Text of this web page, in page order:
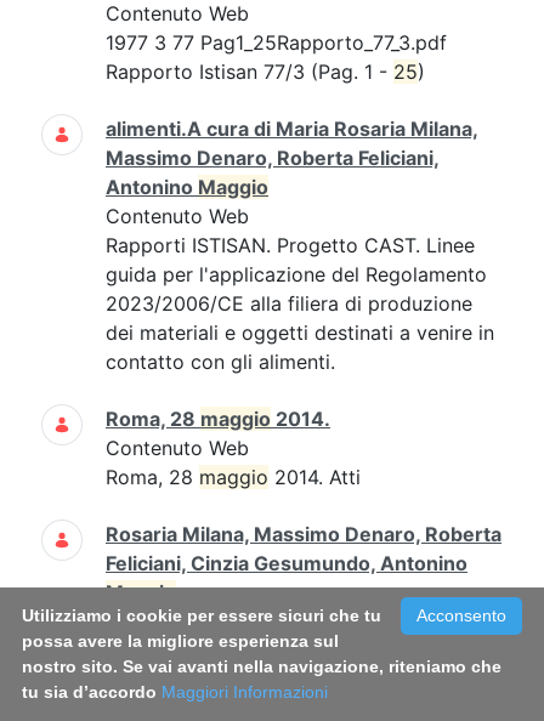
Contenuto Web
1977 3 77 Pag1_25Rapporto_77_3.pdf
Rapporto Istisan 77/3 (Pag. 1 - 25)
alimenti.A cura di Maria Rosaria Milana,
Massimo Denaro, Roberta Feliciani,
Antonino Maggio
Contenuto Web
Rapporti ISTISAN. Progetto CAST. Linee
guida per l'applicazione del Regolamento
2023/2006/CE alla filiera di produzione
dei materiali e oggetti destinati a venire in
contatto con gli alimenti.
Roma, 28 maggio 2014.
Contenuto Web
Roma, 28 maggio 2014. Atti
Rosaria Milana, Massimo Denaro, Roberta
Feliciani, Cinzia Gesumundo, Antonino
Maggio
Contenuto Web
Rapporti ISTISAN.Progetto CAST. Linee
guida per il riscontro documentale
sull'applicazione del Regolamento (CE)
Acconsento
Utilizziamo i cookie per essere sicuri che tu
possa avere la migliore esperienza sul
nostro sito. Se vai avanti nella navigazione, riteniamo che
tu sia d’accordo Maggiori Informazioni